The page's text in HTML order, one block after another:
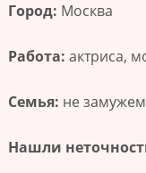
Город: Москва
Работа: актриса,
Семья: не замужем
Нашли